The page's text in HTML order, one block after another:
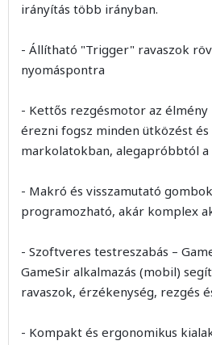
irányítás több irányban.
- Állítható "Trigger" ravaszok
nyomáspontra
- Kettős rezgésmotor az
érezni fogsz minden ütközést és
markolatokban, alegapróbbtól a
- Makró és visszamutató
programozható, akár komplex
- Szoftveres testreszabás –
GameSir alkalmazás (mobil)
ravaszok, érzékenység, rezgés
- Kompakt és ergonomikus